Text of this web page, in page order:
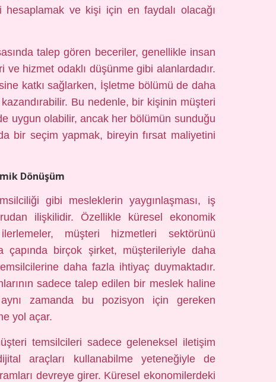
ve kişi için en faydalı olacağı
talep gören beceriler, genellikle insan
ve hizmet odaklı düşünme gibi alanlardadır.
katkı sağlarken, İşletme bölümü de daha
Bu nedenle, bir kişinin müşteri
uygun olabilir, ancak her bölümün sunduğu
bir seçim yapmak, bireyin fırsat maliyetini
Dönüşüm
gibi mesleklerin yaygınlaşması, iş
ilişkilidir. Özellikle küresel ekonomik
müşteri hizmetleri sektörünü
çapında birçok şirket, müşterileriyle daha
daha fazla ihtiyaç duymaktadır.
sadece talep edilen bir meslek haline
zamanda bu pozisyon için gereken
yol açar.
temsilcileri sadece geleneksel iletişim
araçları kullanabilme yeteneğiyle de
devreye girer. Küresel ekonomilerdeki